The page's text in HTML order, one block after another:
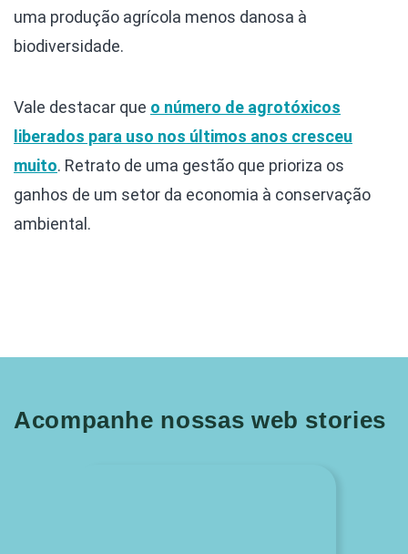
uma produção agrícola menos danosa à
biodiversidade.
Vale destacar que o número de agrotóxicos
liberados para uso nos últimos anos cresceu
muito. Retrato de uma gestão que prioriza os
ganhos de um setor da economia à conservação
ambiental.
Acompanhe nossas web stories